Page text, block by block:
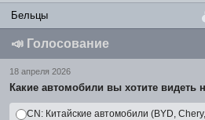
Бельцы
📣 Голосование
18 апреля 2026
Какие автомобили вы хотите видеть
CN: Китайские автомобили (BYD,